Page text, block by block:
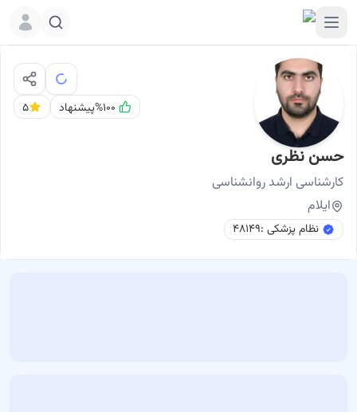
%۱۰۰پیشنهاد ۵
نوبت اینترنتیحسن نظری کارشناسی ارشد روانشناسی ایلامحسن نظری
کارشناسی ارشدروانشناسی
ایلام
نظام پزشکی :۴۸۱۴۹